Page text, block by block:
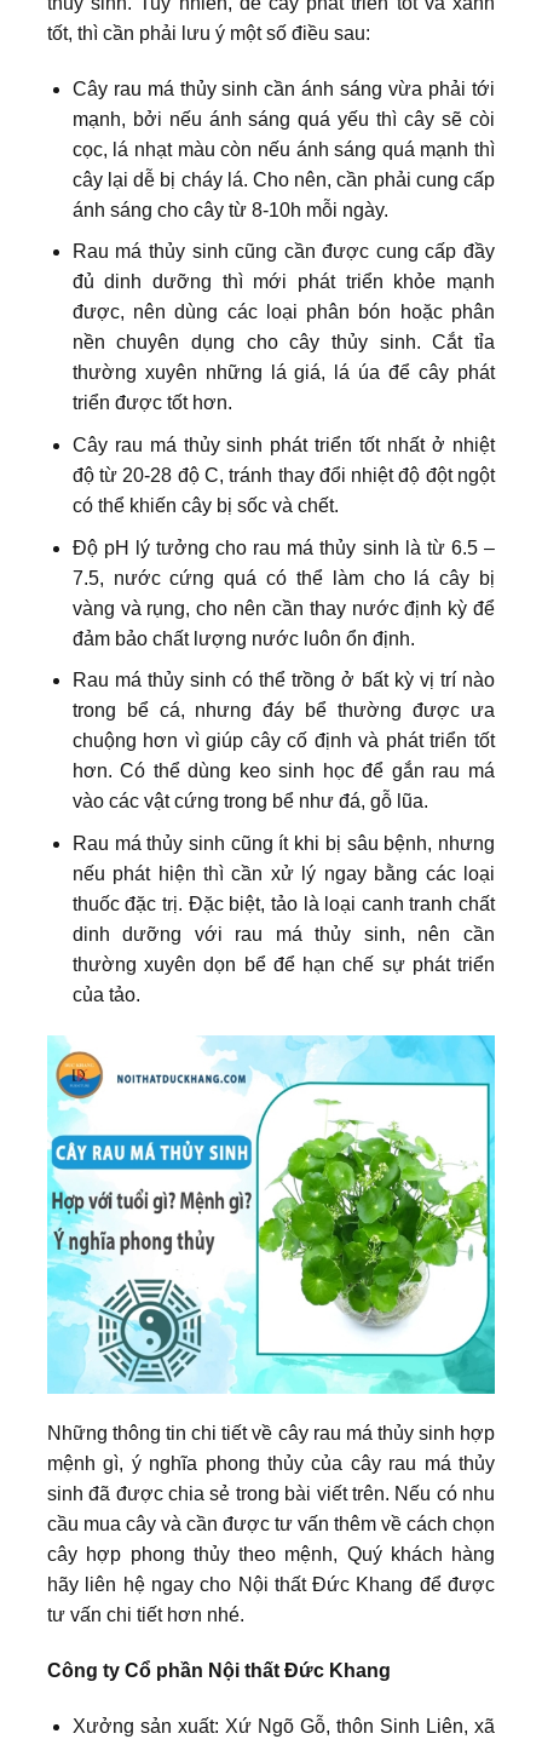
tốt, thì cần phải lưu ý một số điều sau:
Cây rau má thủy sinh cần ánh sáng vừa phải tới
mạnh, bởi nếu ánh sáng quá yếu thì cây sẽ còi
cọc, lá nhạt màu còn nếu ánh sáng quá mạnh thì
cây lại dễ bị cháy lá. Cho nên, cần phải cung cấp
ánh sáng cho cây từ 8-10h mỗi ngày.
Rau má thủy sinh cũng cần được cung cấp đầy
đủ dinh dưỡng thì mới phát triển khỏe mạnh
được, nên dùng các loại phân bón hoặc phân
nền chuyên dụng cho cây thủy sinh. Cắt tỉa
thường xuyên những lá giá, lá úa để cây phát
triển được tốt hơn.
Cây rau má thủy sinh phát triển tốt nhất ở nhiệt
độ từ 20-28 độ C, tránh thay đổi nhiệt độ đột ngột
có thể khiến cây bị sốc và chết.
Độ pH lý tưởng cho rau má thủy sinh là từ 6.5 –
7.5, nước cứng quá có thể làm cho lá cây bị
vàng và rụng, cho nên cần thay nước định kỳ để
đảm bảo chất lượng nước luôn ổn định.
Rau má thủy sinh có thể trồng ở bất kỳ vị trí nào
trong bể cá, nhưng đáy bể thường được ưa
chuộng hơn vì giúp cây cố định và phát triển tốt
hơn. Có thể dùng keo sinh học để gắn rau má
vào các vật cứng trong bể như đá, gỗ lũa.
Rau má thủy sinh cũng ít khi bị sâu bệnh, nhưng
nếu phát hiện thì cần xử lý ngay bằng các loại
thuốc đặc trị. Đặc biệt, tảo là loại canh tranh chất
dinh dưỡng với rau má thủy sinh, nên cần
thường xuyên dọn bể để hạn chế sự phát triển
của tảo.
Những thông tin chi tiết về cây rau má thủy sinh hợp
mệnh gì, ý nghĩa phong thủy của cây rau má thủy
sinh đã được chia sẻ trong bài viết trên. Nếu có nhu
cầu mua cây và cần được tư vấn thêm về cách chọn
cây hợp phong thủy theo mệnh, Quý khách hàng
hãy liên hệ ngay cho Nội thất Đức Khang để được
tư vấn chi tiết hơn nhé.
Công ty Cổ phần Nội thất Đức Khang
Xưởng sản xuất: Xứ Ngõ Gỗ, thôn Sinh Liên, xã